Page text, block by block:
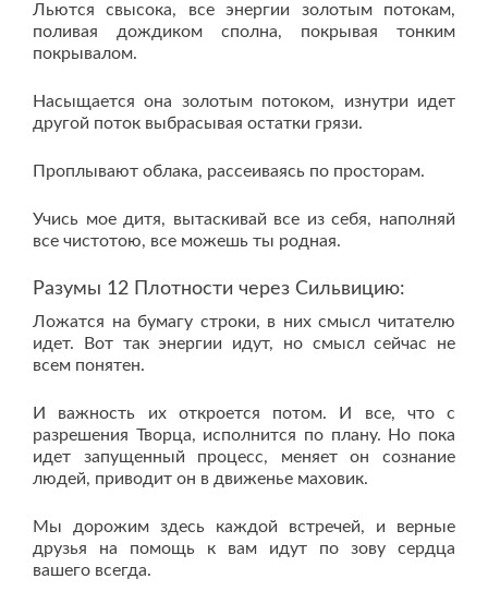
Льются свысока, все энергии золотым потокам,
поливая дождиком сполна, покрывая тонким
покрывалом.
Насыщается она золотым потоком, изнутри идет
другой поток выбрасывая остатки грязи.
Проплывают облака, рассеиваясь по просторам.
Учись мое дитя, вытаскивай все из себя, наполняй
все чистотою, все можешь ты родная.
Разумы 12 Плотности через Сильвицию:
Ложатся на бумагу строки, в них смысл читателю
идет. Вот так энергии идут, но смысл сейчас не
всем понятен.
И важность их откроется потом. И все, что с
разрешения Творца, исполнится по плану. Но пока
идет запущенный процесс, меняет он сознание
людей, приводит он в движенье маховик.
Мы дорожим здесь каждой встречей, и верные
друзья на помощь к вам идут по зову сердца
вашего всегда.